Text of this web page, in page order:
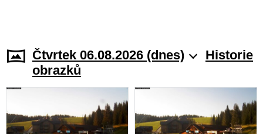
Čtvrtek 06.08.2026 (dnes)
Historie
obrazků